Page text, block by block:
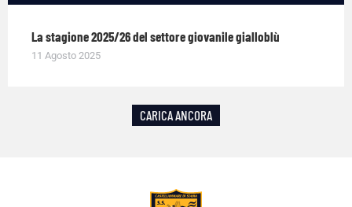
La stagione 2025/26 del settore giovanile gialloblù
11 Agosto 2025
CARICA ANCORA